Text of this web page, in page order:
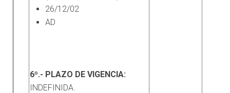
26/12/02
AD
6º.- PLAZO DE VIGENCIA:
INDEFINIDA.